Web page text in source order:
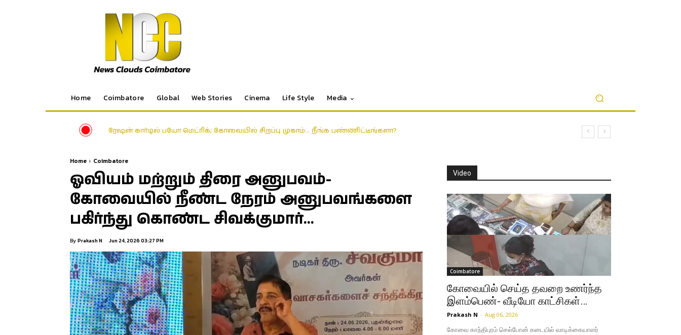
Home Coimbatore Global Web Stories Cinema Life Style Media
ரேஷன் கார்டில் பயோ மெட்ரிக்; கோவையில் சிறப்பு முகாம்… நீங்க பண்ணிட்டீங்களா?
Home Coimbatore
ஓவியம் மற்றும் திரை அனுபவம்-
கோவையில் நீண்ட நேரம் அனுபவங்களை
பகிர்ந்து கொண்ட சிவக்குமார்…
By Prakash N Jun 24, 2026 03:27 PM
Video
Coimbatore
கோவையில் செய்த தவறை உணர்ந்த
இளம்பெண்- வீடியோ காட்சிகள்…
Prakash N - Aug 06, 2026
கோவை காந்திபுரம் செல்போன் கடையில் வாடிக்கையாளர்